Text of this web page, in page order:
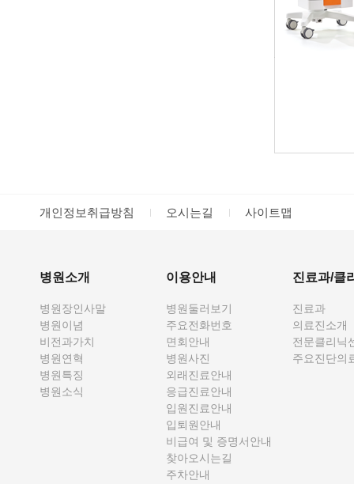
개인정보취급방침 오시는길 사이트맵
병원소개
병원장인사말
병원이념
비전과가치
병원연혁
병원특징
병원소식
이용안내
병원둘러보기
주요전화번호
면회안내
병원사진
외래진료안내
응급진료안내
입원진료안내
입퇴원안내
비급여 및 증명서안내
찾아오시는길
주차안내
진료과/클
진료과
의료진소개
전문클리닉
주요진단의